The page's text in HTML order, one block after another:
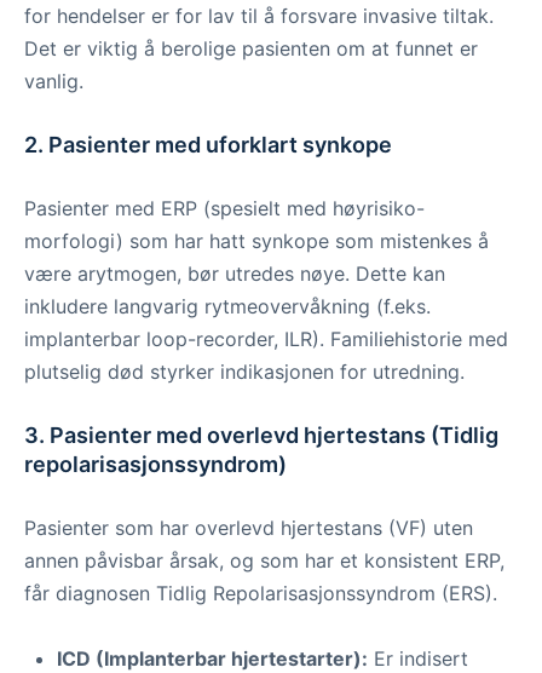
for hendelser er for lav til å forsvare invasive tiltak.
Det er viktig å berolige pasienten om at funnet er
vanlig.
2. Pasienter med uforklart synkope
Pasienter med ERP (spesielt med høyrisiko-
morfologi) som har hatt synkope som mistenkes å
være arytmogen, bør utredes nøye. Dette kan
inkludere langvarig rytmeovervåkning (f.eks.
implanterbar loop-recorder, ILR). Familiehistorie med
plutselig død styrker indikasjonen for utredning.
3. Pasienter med overlevd hjertestans (Tidlig
repolarisasjonssyndrom)
Pasienter som har overlevd hjertestans (VF) uten
annen påvisbar årsak, og som har et konsistent ERP,
får diagnosen Tidlig Repolarisasjonssyndrom (ERS).
ICD (Implanterbar hjertestarter): Er indisert